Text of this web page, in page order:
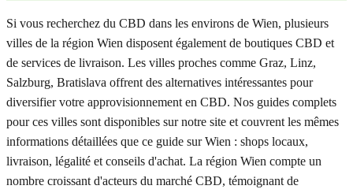
Si vous recherchez du CBD dans les environs de Wien, plusieurs
villes de la région Wien disposent également de boutiques CBD et
de services de livraison. Les villes proches comme Graz, Linz,
Salzburg, Bratislava offrent des alternatives intéressantes pour
diversifier votre approvisionnement en CBD. Nos guides complets
pour ces villes sont disponibles sur notre site et couvrent les mêmes
informations détaillées que ce guide sur Wien : shops locaux,
livraison, légalité et conseils d'achat. La région Wien compte un
nombre croissant d'acteurs du marché CBD, témoignant de